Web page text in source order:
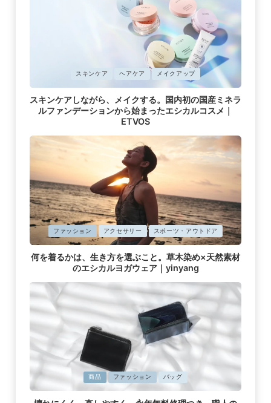
掲
載
済
スキンケア ヘアケア メイクアップ
スキンケアしながら、メイクする。国内初の国産ミネラ
ルファンデーションから始まったエシカルコスメ｜
ETVOS
に
掲
載
み
ファッション アクセサリー スポーツ・アウトドア
何を着るかは、生き方を選ぶこと。草木染め×天然素材
のエシカルヨガウェア｜yinyang
に
掲
商品 ファッション バッグ